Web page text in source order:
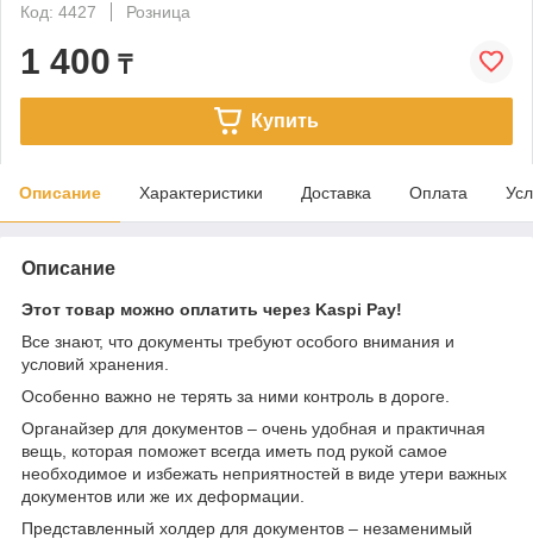
Код: 4427
Розница
1 400 ₸
Купить
Описание Характеристики Доставка Оплата
Описание
Этот товар можно оплатить через Kaspi Pay!
Все знают, что документы требуют особого внимания и
условий хранения.
Особенно важно не терять за ними контроль в дороге.
Органайзер для документов – очень удобная и практичная
вещь, которая поможет всегда иметь под рукой самое
необходимое и избежать неприятностей в виде утери важных
документов или же их деформации.
Представленный холдер для документов – незаменимый